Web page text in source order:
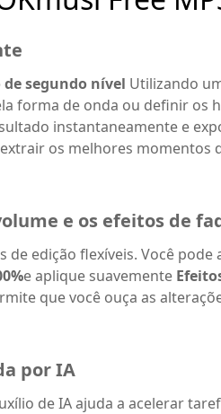
de segundo nível Utilizando
forma de onda ou definir
instantaneamente e
os melhores momentos
e os efeitos de
de edição flexíveis. Você
e aplique suavemente
que você ouça as
por IA
de IA ajuda a acelerar